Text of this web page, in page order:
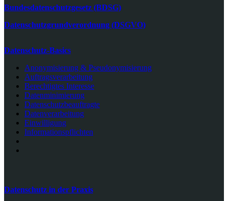
Bundesdatenschutzgesetz (BDSG)
Datenschutzgrundverordnung (DSGVO)
Datenschutz-Basics
Anonymisierung & Pseudonymisierung
Auftragsverarbeitung
Berechtigtes Interesse
Datenminimierung
Datenschutzbeauftragte
Datenverarbeitung
Einwilligung
Informationspflichten
Datenschutz in der Praxis